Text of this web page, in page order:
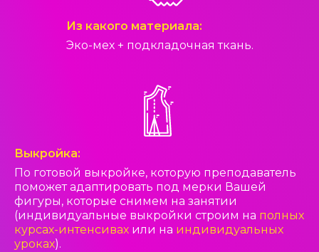
Из какого материала:
Эко-мех + подкладочная ткань.
Выкройка:
По готовой выкройке, которую преподаватель
поможет адаптировать под мерки Вашей
фигуры, которые снимем на занятии
(индивидуальные выкройки строим на полных
курсах-интенсивах или на индивидуальных
уроках).